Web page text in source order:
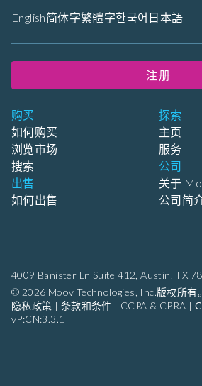
4009 Banister Ln Suite 412, Austin, TX
© 2026 Moov Technologies, Inc.版权所有。
隐私政策 | 条款和条件 | CCPA & CPRA |
vP:CN:3.3.1
购买
如何购买
浏览市场
搜索
出售
如何出售
探索
主页
服务
公司
关于
公司简
English简体字繁體字한국어 日本語
注册